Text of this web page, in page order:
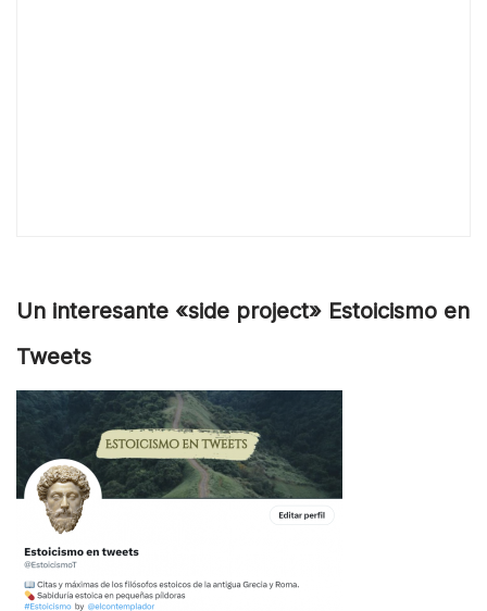
Un interesante «side project» Estoicismo en
Tweets